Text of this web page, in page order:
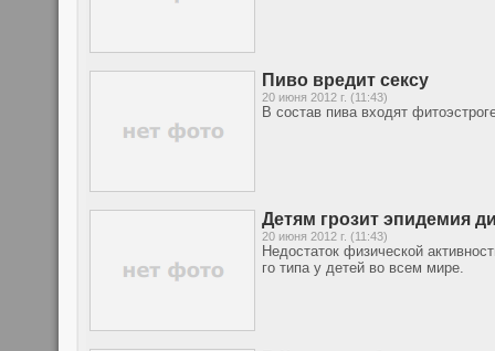
Пиво вредит сексу
20 июня 2012 г. (11:43)
В состав пива входят
Детям грозит эпидемия
20 июня 2012 г. (11:43)
Недостаток физической
го типа у детей во всем мире.